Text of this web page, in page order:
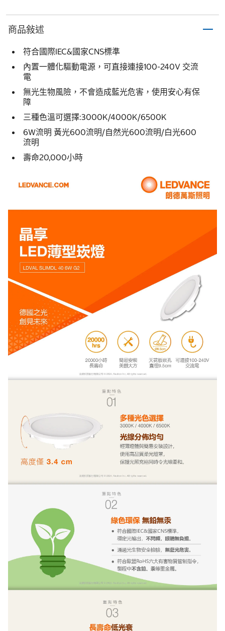
商品敍述
符合國際IEC&國家CNS標準
內置一體化驅動電源，可直接連接100-240V 交流
電
無光生物風險，不會造成藍光危害，使用安心有保
障
三種色溫可選擇:3000K/4000K/6500K
6W流明 黃光600流明/自然光600流明/白光600
流明
壽命20,000小時